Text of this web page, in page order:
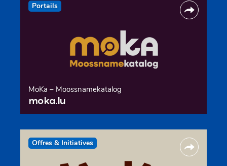
Portails
MoKa – Moossnamekatalog
moka.lu
Offres & Initiatives